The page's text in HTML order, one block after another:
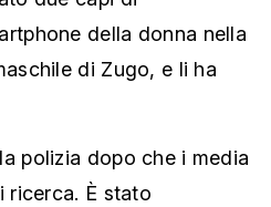
della donna nella
di Zugo, e li ha
polizia dopo che i media
ricerca. È stato